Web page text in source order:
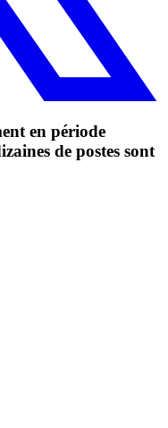
en période
de postes sont